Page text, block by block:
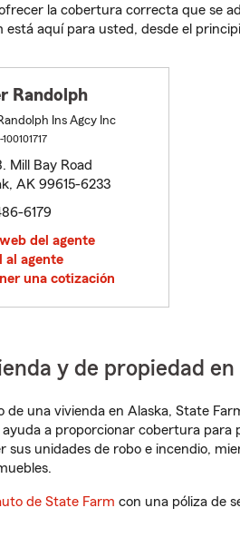
la cobertura correcta que se
aquí para usted, desde el
Randolph
Ins Agcy Inc
Mill Bay Road
AK 99615-6233
6179
del agente
al agente
una cotización
y de propiedad
de una vivienda en Alaska, State
a proporcionar cobertura para
sus unidades de robo e incendio,
de State Farm con una póliza de